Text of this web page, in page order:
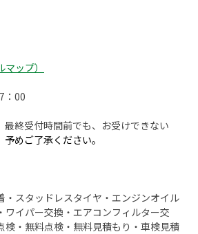
ップ）
：00
終受付時間前でも、お受けできない
めご了承ください。
・スタッドレスタイヤ・エンジンオイル
ワイパー交換・エアコンフィルター交
検・無料点検・無料見積もり・車検見積